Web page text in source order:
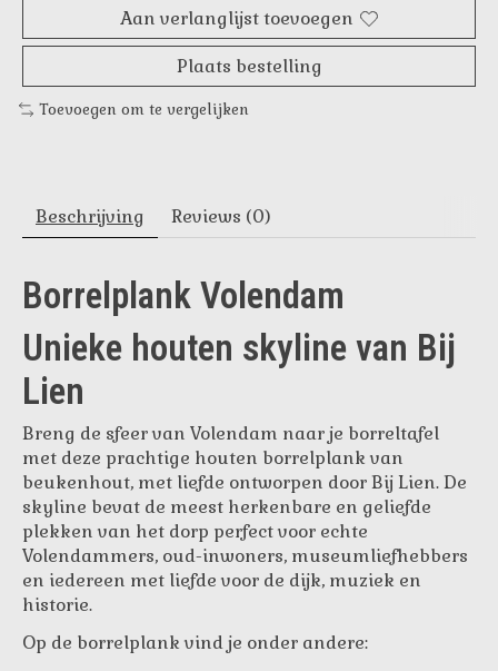
Aan verlanglijst toevoegen
Plaats bestelling
Toevoegen om te vergelijken
Beschrijving Reviews (0)
Borrelplank Volendam
Unieke houten skyline van Bij
Lien
Breng de sfeer van Volendam naar je borreltafel
met deze prachtige houten borrelplank van
beukenhout, met liefde ontworpen door Bij Lien. De
skyline bevat de meest herkenbare en geliefde
plekken van het dorp perfect voor echte
Volendammers, oud-inwoners, museumliefhebbers
en iedereen met liefde voor de dijk, muziek en
historie.
Op de borrelplank vind je onder andere: